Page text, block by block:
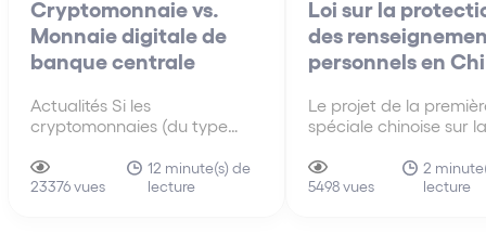
Cryptomonnaie vs.
Monnaie digitale de
banque centrale
Actualités Si les
cryptomonnaies (du type
Litecoin) se sont développées
au cours des dernières
23376 vues
12 minute(s) de
lecture
Loi sur la
des
personnels en
Le projet de la
spéciale chinoise sur la
renseignements
(« Projet ») a été
5498 vues
2
lecture